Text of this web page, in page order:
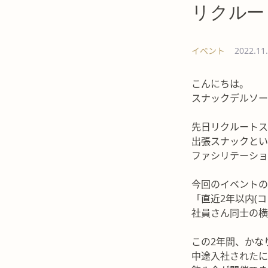
リクル
イベント
こんにちは。
スナックデルソ
先日リクルート
出張スナックと
ファシリテーシ
今回のイベント
「直近2年以内(
社員さん同士の
この2年間、か
中途入社された